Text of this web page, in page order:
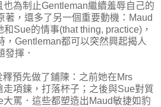
為制止Gentleman繼續羞辱自己的
著，還多了另一個重要動機：Maud
Sue的情事(that thing, practice)，
，Gentleman都可以突然興起揭人
發揮．
預先做了鋪陳：之前她在Mrs
項鍊，打落杯子；之後與Sue對質
罵．這些都塑造出Maud敏捷如豹